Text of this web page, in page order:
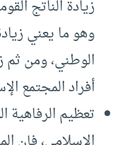
زيادة الناتج
وهو ما يعني
الوطني، ومن ثم
أفراد المجتمع
تعظيم الرفاهية